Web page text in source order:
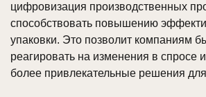
цифровизация производственных
способствовать повышению
упаковки. Это позволит компаниям
реагировать на изменения в спросе
более привлекательные решения